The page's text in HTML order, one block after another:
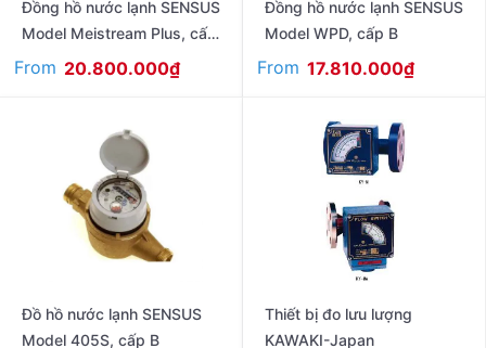
Đồng hồ nước lạnh SENSUS
Model Meistream Plus, cấp
C
From 20.800.000₫
Đồng hồ nước lạnh SENSUS
Model WPD, cấp B
From 17.810.000₫
Đồ hồ nước lạnh SENSUS
Model 405S, cấp B
Thiết bị đo lưu lượng
KAWAKI-Japan